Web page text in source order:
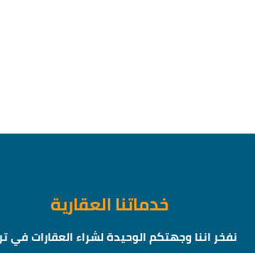
خدماتنا العقارية
نفخر اننا وجهتكم الوحيدة لشراء العقارات في